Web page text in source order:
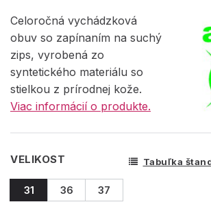
Celoročná vychádzková
obuv so zapínaním na suchý
zips, vyrobená zo
syntetického materiálu so
stielkou z prírodnej kože.
Viac informácií o produkte.
VELIKOST Tabuľka
31 36 37